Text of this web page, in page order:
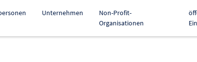
Unternehmen
Non-Profit-
Organisationen